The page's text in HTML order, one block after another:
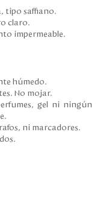
tipo saffiano.
claro.
impermeable.
húmedo.
No mojar.
gel ni ningún
ni marcadores.